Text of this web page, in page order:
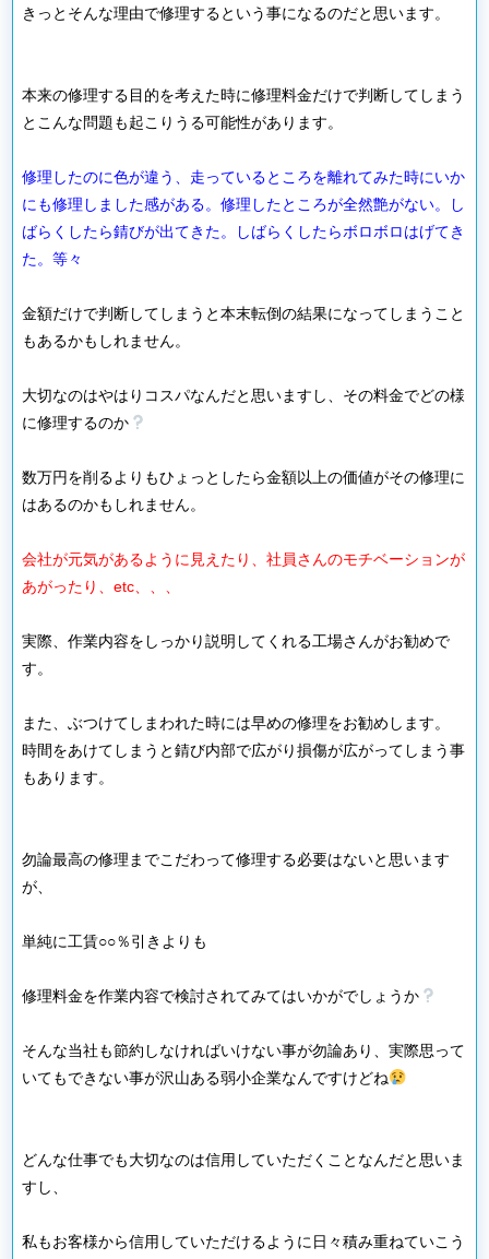
きっとそんな理由で修理するという事になるのだと思います。
本来の修理する目的を考えた時に修理料金だけで判断してしまう
とこんな問題も起こりうる可能性があります。
修理したのに色が違う、走っているところを離れてみた時にいか
にも修理しました感がある。修理したところが全然艶がない。し
ばらくしたら錆びが出てきた。しばらくしたらボロボロはげてき
た。等々
金額だけで判断してしまうと本末転倒の結果になってしまうこと
もあるかもしれません。
大切なのはやはりコスパなんだと思いますし、その料金でどの様
に修理するのか
数万円を削るよりもひょっとしたら金額以上の価値がその修理に
はあるのかもしれません。
会社が元気があるように見えたり、社員さんのモチベーションが
あがったり、etc、、、
実際、作業内容をしっかり説明してくれる工場さんがお勧めで
す。
また、ぶつけてしまわれた時には早めの修理をお勧めします。
時間をあけてしまうと錆び内部で広がり損傷が広がってしまう事
もあります。
勿論最高の修理までこだわって修理する必要はないと思います
が、
単純に工賃○○％引きよりも
修理料金を作業内容で検討されてみてはいかがでしょうか
そんな当社も節約しなければいけない事が勿論あり、実際思って
いてもできない事が沢山ある弱小企業なんですけどね
どんな仕事でも大切なのは信用していただくことなんだと思いま
すし、
私もお客様から信用していただけるように日々積み重ねていこう